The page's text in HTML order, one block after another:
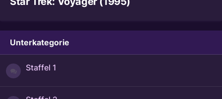
Unterkategorie
Staffel 1